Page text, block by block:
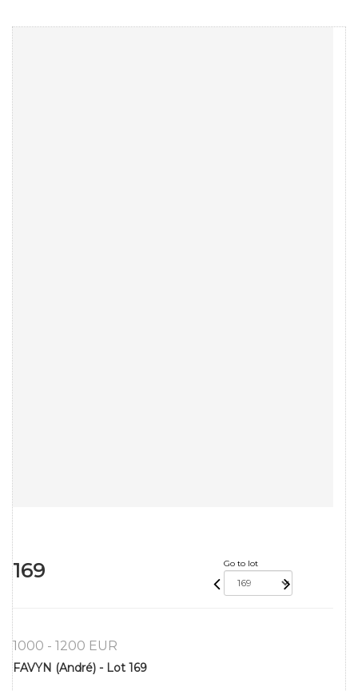
169 Go to lot
1000 - 1200 EUR
FAVYN (André) - Lot 169